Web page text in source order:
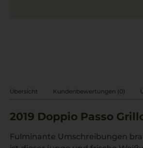
Übersicht Kundenbewertungen (0)
2019 Doppio Passo
Fulminante Umschreibungen